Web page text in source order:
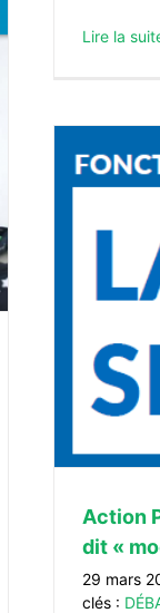
Lire la
Action
dit «
29 mars
clés :